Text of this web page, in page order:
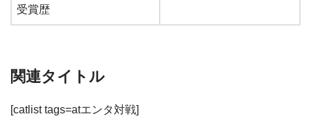
受賞歴
関連タイトル
[catlist tags=atエンタ対戦]